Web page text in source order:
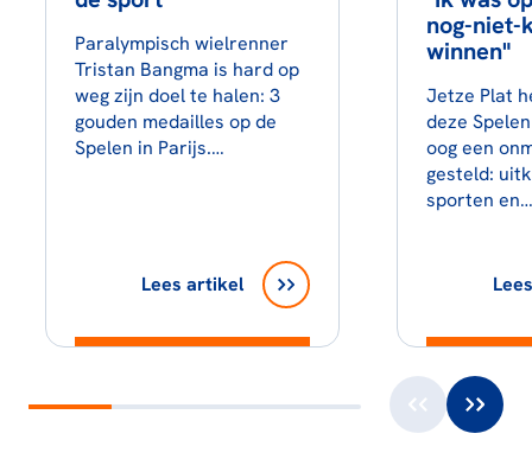
Paralympisch wielrenner
Tristan Bangma is hard op
weg zijn doel te halen: 3
gouden medailles op de
Spelen in Parijs.…
Lees artikel
nog-niet-
winnen"
Jetze Plat
deze
oog een
gesteld:
sporten en…